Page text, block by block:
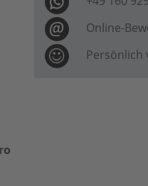
Online-
Persönlich